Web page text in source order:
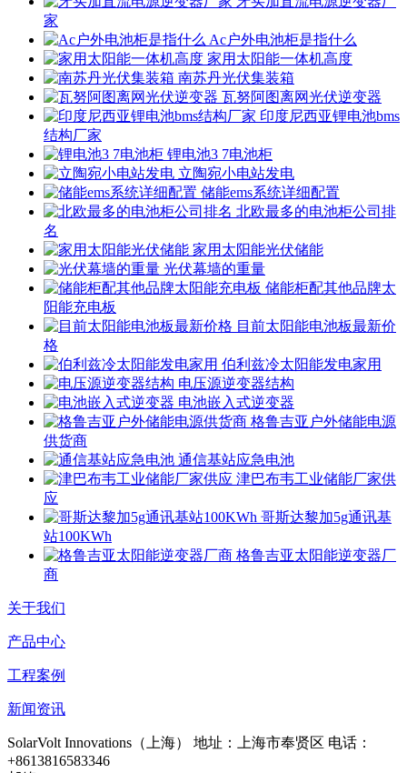
家
Ac户外电池柜是指什么
家用太阳能一体机高度
南苏丹光伏集装箱
瓦努阿图离网光伏逆变器
印度尼西亚锂电池bms
结构厂家
锂电池3 7电池柜
立陶宛小电站发电
储能ems系统详细配置
北欧最多的电池柜公司排
名
家用太阳能光伏储能
光伏幕墙的重量
储能柜配其他品牌太
阳能充电板
目前太阳能电池板最新价
格
伯利兹冷太阳能发电家用
电压源逆变器结构
电池嵌入式逆变器
格鲁吉亚户外储能电源
供货商
通信基站应急电池
津巴布韦工业储能厂家供
应
哥斯达黎加5g通讯基
站100KWh
格鲁吉亚太阳能逆变器厂
商
关于我们
产品中心
工程案例
新闻资讯
SolarVolt Innovations（上海） 地址：上海市奉贤区 电话：
+8613816583346